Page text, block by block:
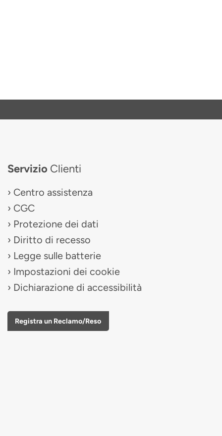
Servizio Clienti
Centro assistenza
CGC
Protezione dei dati
Diritto di recesso
Legge sulle batterie
Impostazioni dei cookie
Dichiarazione di accessibilità
Registra un Reclamo/Reso